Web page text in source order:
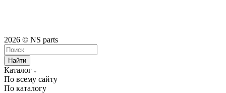
2026 © NS parts
Найти
Каталог
По всему сайту
По каталогу